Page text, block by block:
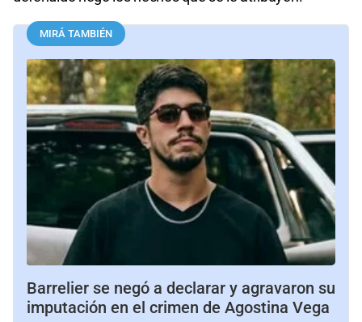
MIRÁ TAMBIÉN
Barrelier se negó a declarar y agravaron su
imputación en el crimen de Agostina Vega